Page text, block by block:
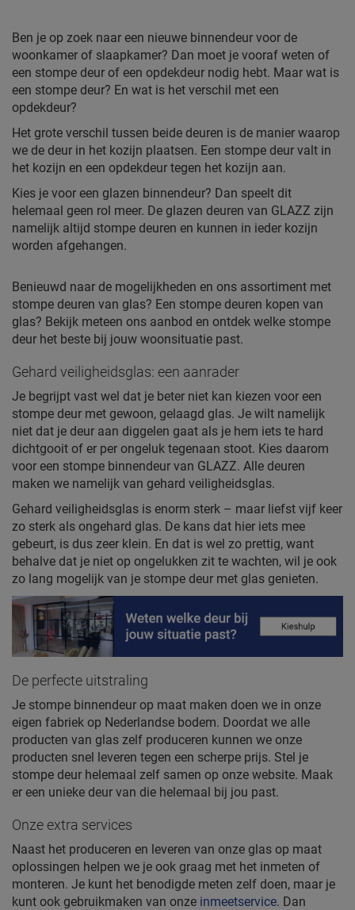
Ben je op zoek naar een nieuwe binnendeur voor de
woonkamer of slaapkamer? Dan moet je vooraf weten of
een stompe deur of een opdekdeur nodig hebt. Maar wat is
een stompe deur? En wat is het verschil met een
opdekdeur?
Het grote verschil tussen beide deuren is de manier waarop
we de deur in het kozijn plaatsen. Een stompe deur valt in
het kozijn en een opdekdeur tegen het kozijn aan.
Kies je voor een glazen binnendeur? Dan speelt dit
helemaal geen rol meer. De glazen deuren van GLAZZ zijn
namelijk altijd stompe deuren en kunnen in ieder kozijn
worden afgehangen.
Benieuwd naar de mogelijkheden en ons assortiment met
stompe deuren van glas? Een stompe deuren kopen van
glas? Bekijk meteen ons aanbod en ontdek welke stompe
deur het beste bij jouw woonsituatie past.
Gehard veiligheidsglas: een aanrader
Je begrijpt vast wel dat je beter niet kan kiezen voor een
stompe deur met gewoon, gelaagd glas. Je wilt namelijk
niet dat je deur aan diggelen gaat als je hem iets te hard
dichtgooit of er per ongeluk tegenaan stoot. Kies daarom
voor een stompe binnendeur van GLAZZ. Alle deuren
maken we namelijk van gehard veiligheidsglas.
Gehard veiligheidsglas is enorm sterk – maar liefst vijf keer
zo sterk als ongehard glas. De kans dat hier iets mee
gebeurt, is dus zeer klein. En dat is wel zo prettig, want
behalve dat je niet op ongelukken zit te wachten, wil je ook
zo lang mogelijk van je stompe deur met glas genieten.
De perfecte uitstraling
Je stompe binnendeur op maat maken doen we in onze
eigen fabriek op Nederlandse bodem. Doordat we alle
producten van glas zelf produceren kunnen we onze
producten snel leveren tegen een scherpe prijs. Stel je
stompe deur helemaal zelf samen op onze website. Maak
er een unieke deur van die helemaal bij jou past.
Onze extra services
Naast het produceren en leveren van onze glas op maat
oplossingen helpen we je ook graag met het inmeten of
monteren. Je kunt het benodigde meten zelf doen, maar je
kunt ook gebruikmaken van onze inmeetservice. Dan